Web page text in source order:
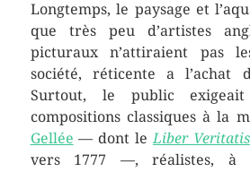
Longtemps, le paysage et
que très peu d’artistes
picturaux n’attiraient pas
société, réticente a l’achat
Surtout, le public exigeait
compositions classiques à la
Gellée — dont leLiber Veritatis
vers 1777 —, réalistes, à